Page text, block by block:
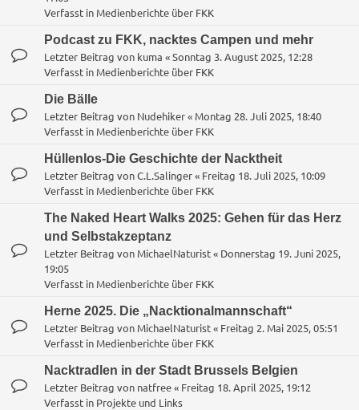
Verfasst in Medienberichte über FKK
Podcast zu FKK, nacktes Campen und mehr
Letzter Beitrag von kuma «Sonntag 3. August 2025, 12:28
Verfasst in Medienberichte über FKK
Die Bälle
Letzter Beitrag von Nudehiker« Montag 28. Juli 2025, 18:40
Verfasst in Medienberichte über FKK
Hüllenlos-Die Geschichte der Nacktheit
Letzter Beitrag vonC.L.Salinger« Freitag 18. Juli 2025, 10:09
Verfasst in Medienberichte über FKK
The Naked Heart Walks 2025: Gehen für das Herz
und Selbstakzeptanz
Letzter Beitrag von MichaelNaturist« Donnerstag 19. Juni 2025,
19:05
Verfasst in Medienberichte über FKK
Herne 2025. Die „Nacktionalmannschaft“
Letzter Beitrag von MichaelNaturist« Freitag 2. Mai 2025, 05:51
Verfasst in Medienberichte über FKK
Nacktradlen in der Stadt Brussels Belgien
Letzter Beitrag von natfree« Freitag 18. April 2025, 19:12
Verfasst in Projekte und Links